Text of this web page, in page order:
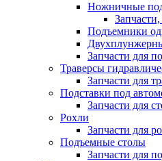
Ножничные
Подъемники
Запчасти для
Траверсы
Запчасти для
Подставки под
Запчасти для
Рохли
Запчасти для
Подъемные столы
Запчасти для